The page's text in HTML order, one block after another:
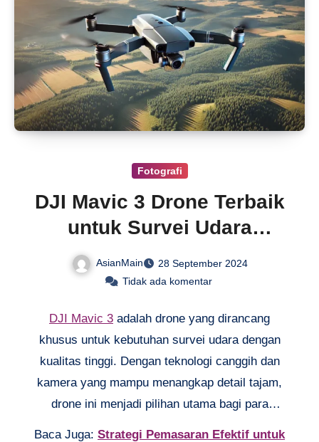
Fotografi
DJI Mavic 3 Drone Terbaik
untuk Survei Udara
Profesional
AsianMain
28 September 2024
Tidak ada komentar
DJI Mavic 3 adalah drone yang dirancang
khusus untuk kebutuhan survei udara dengan
kualitas tinggi. Dengan teknologi canggih dan
kamera yang mampu menangkap detail tajam,
drone ini menjadi pilihan utama bagi para
Baca Juga: Strategi Pemasaran Efektif untuk